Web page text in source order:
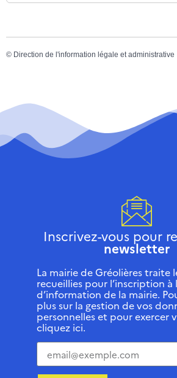
© Direction de l'information légale et administrative
Inscrivez-vous pour
newsletter
La mairie de Gréolières traite
recueillies pour l’inscription
d’information de la mairie.
plus sur la gestion de vos
personnelles et pour exercer
cliquez ici.